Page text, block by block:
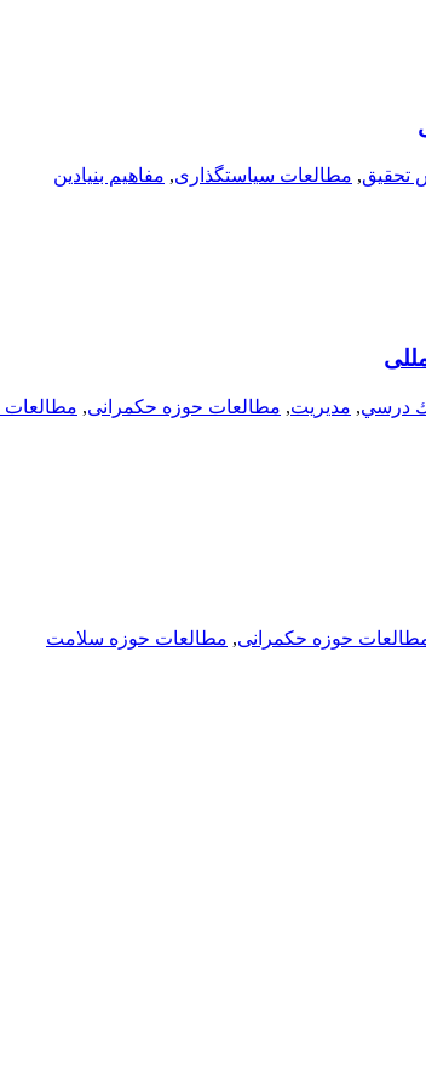
تحقيق, مطالعات سیاستگذاری, مفاهيم بنيادين
درسي, مديريت, مطالعات حوزه حکمرانی, مطالعات
حوزه حکمرانی, مطالعات حوزه سلامت